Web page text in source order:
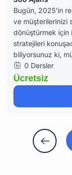
Bugün, 2025'in
ve müşterilerinizi
dönüştürmek için
stratejileri
biliyorsunuz ki,
0 Dersler
Ücretsiz